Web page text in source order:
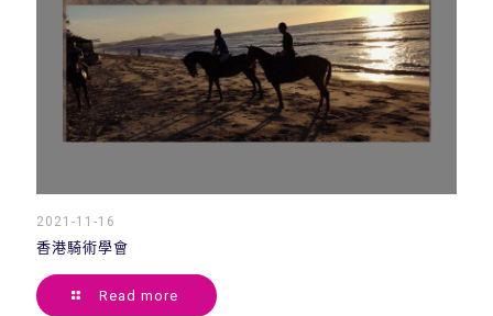
2021-11-16
香港騎術學會
Read more